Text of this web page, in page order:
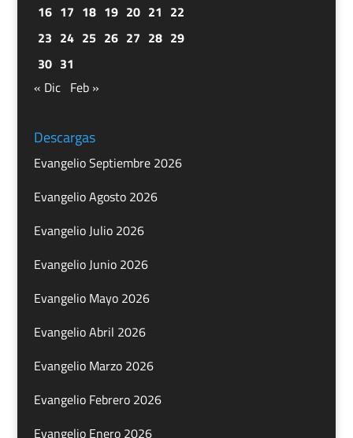
16 17 18 19 20 21 22
23 24 25 26 27 28 29
30 31
« Dic Feb »
Descargas
Evangelio Septiembre 2026
Evangelio Agosto 2026
Evangelio Julio 2026
Evangelio Junio 2026
Evangelio Mayo 2026
Evangelio Abril 2026
Evangelio Marzo 2026
Evangelio Febrero 2026
Evangelio Enero 2026